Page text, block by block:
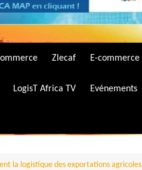
Zlecaf E-commerce
LogisT Africa TV Evénements
la logistique des exportations agricoles